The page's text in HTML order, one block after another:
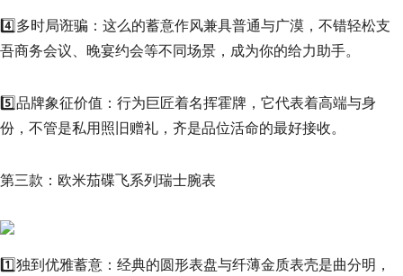
4️⃣多时局诳骗：这么的蓄意作风兼具普通与广漠，不错轻松支
吾商务会议、晚宴约会等不同场景，成为你的给力助手。
5️⃣品牌象征价值：行为巨匠着名挥霍牌，它代表着高端与身
份，不管是私用照旧赠礼，齐是品位活命的最好接收。
第三款：欧米茄碟飞系列瑞士腕表
1️⃣独到优雅蓄意：经典的圆形表盘与纤薄金质表壳是曲分明，